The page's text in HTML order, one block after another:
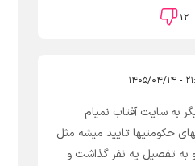
۱۲
۰۴/۱۴
به سایت آفتاب نمیام
حکومتیها تایید میشه مثل
به تفصیل یه نفر گذاشت و